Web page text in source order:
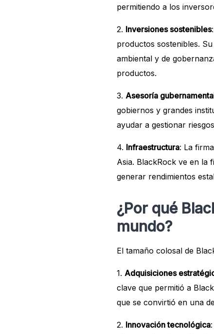
permitiendo a los
2. Inversiones sostenibles
productos sostenibles.
ambiental y de
productos.
3. Asesoría
gobiernos y grandes
ayudar a gestionar
4. Infraestructura: La
Asia. BlackRock ve en la
generar rendimientos
¿Por qué
mundo?
El tamaño colosal de
1. Adquisiciones
clave que permitió a
que se convirtió en una
2. Innovación tecnológica